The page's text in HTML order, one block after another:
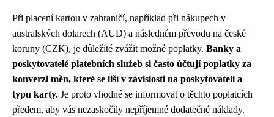
Při placení kartou v zahraničí, například při nákupech v
australských dolarech (AUD) a následném převodu na české
koruny (CZK), je důležité zvážit možné poplatky. Banky a
poskytovatelé platebních služeb si často účtují poplatky za
konverzi měn, které se liší v závislosti na poskytovateli a
typu karty. Je proto vhodné se informovat o těchto poplatcích
předem, aby vás nezaskočily nepříjemné dodatečné náklady.